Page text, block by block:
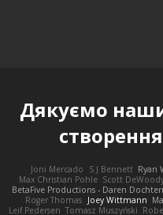
Дякуємо
Joni Mercado S J Bennett Ryan
Max Christian Pohle Scott
BetaFive Productions - Daren
Roger Thomas Joey Wittmann
Leif Pedersen Tomasz Muszyński